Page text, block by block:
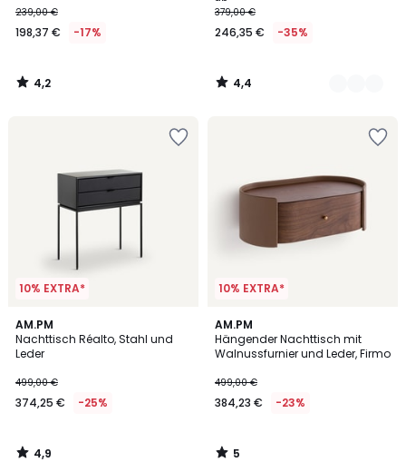
239,00 €
198,37 € -17%
4,2
/
379,00 €
246,35 € -35%
4,4
/
10% EXTRA*
AM.PM
Nachttisch Réalto, Stahl und
Leder
499,00 €
374,25 € -25%
4,9
/ 5
4,9
/
10% EXTRA*
AM.PM
Hängender Nachttisch mit
Walnussfurnier und Leder, Firmo
499,00 €
384,23 € -23%
5
/
5
5
/